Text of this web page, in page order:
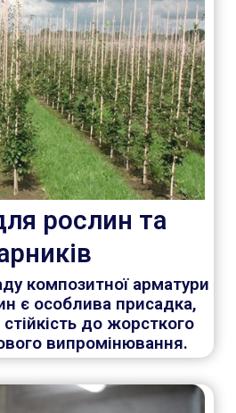
рослин та
композитної арматури
є особлива присадка,
до жорсткого
випромінювання.